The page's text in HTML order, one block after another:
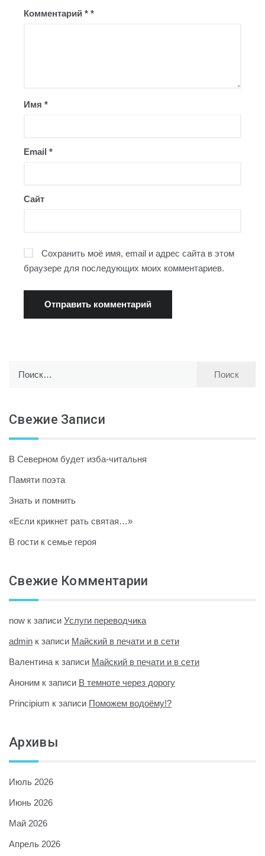
Комментарий *
Имя *
Email *
Сайт
Сохранить моё имя, email и адрес сайта в этом
браузере для последующих моих комментариев.
Свежие Записи
В Северном будет изба-читальня
Памяти поэта
Знать и помнить
«Если крикнет рать святая…»
В гости к семье героя
Свежие Комментарии
now к записи Услуги переводчика
admin к записи Майский в печати и в сети
Валентина к записи Майский в печати и в сети
Аноним к записи В темноте через дорогу
Principium к записи Поможем водоёму!?
Архивы
Июль 2026
Июнь 2026
Май 2026
Апрель 2026